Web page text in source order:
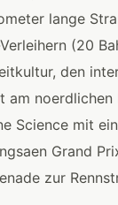
lange
(20
den
am noerdlichen
Science mit
Grand
zur